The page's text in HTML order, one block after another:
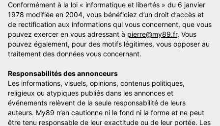
Conformément à la loi « informatique et libertés » du 6 janvier
1978 modifiée en 2004, vous bénéficiez d’un droit d’accès et
de rectification aux informations qui vous concernent, que vous
pouvez exercer en vous adressant à pierre@my89.fr. Vous
pouvez également, pour des motifs légitimes, vous opposer au
traitement des données vous concernant.
Responsabilités des annonceurs
Les informations, visuels, opinions, contenus politiques,
religieux ou atypiques publiés dans les annonces et
événements relèvent de la seule responsabilité de leurs
auteurs. My89 n’en cautionne ni le fond ni la forme et ne peut
être tenu responsable de leur exactitude ou de leur portée. Les